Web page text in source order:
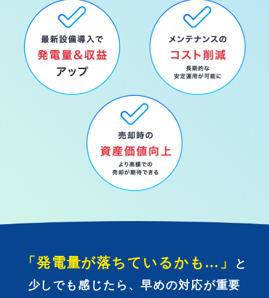
「発電量が落ちているかも…」
と
少しでも感じたら、早めの対応が重要